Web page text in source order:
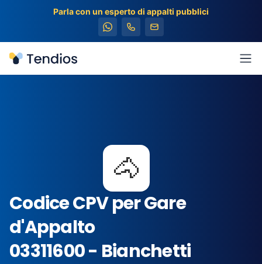
Parla con un esperto di appalti pubblici
Tendios
🐴
Codice CPV per Gare
d'Appalto
03311600 - Bianchetti